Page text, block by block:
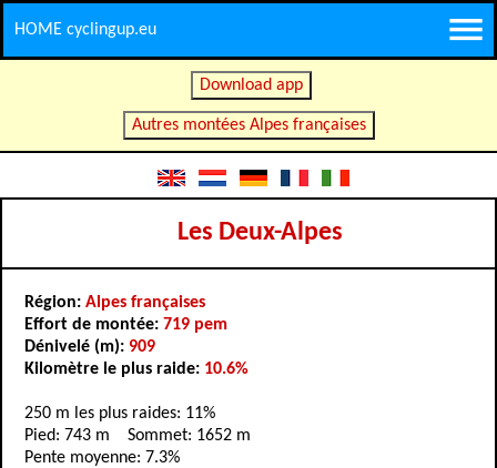
HOME cyclingup.eu
Download app
Autres montées Alpes françaises
Les Deux-Alpes
Région: Alpes françaises
Effort de montée: 719 pem
Dénivelé (m): 909
Kilomètre le plus raide: 10.6%
250 m les plus raides: 11%
Pied: 743 m Sommet: 1652 m
Pente moyenne: 7.3%